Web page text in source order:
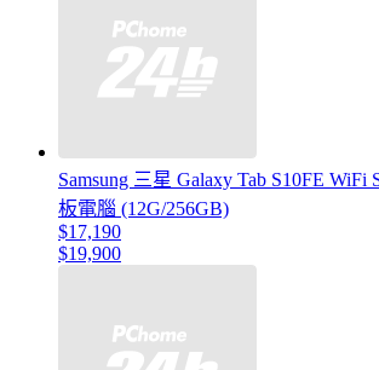
Samsung 三星 Galaxy Tab S10FE WiFi
板電腦 (12G/256GB)
$17,190
$19,900